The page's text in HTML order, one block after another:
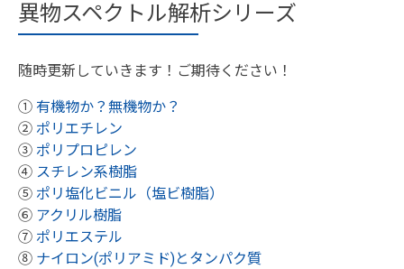
異物スペクトル解析シリーズ
随時更新していきます！ご期待ください！
① 有機物か？無機物か？
② ポリエチレン
③ ポリプロピレン
④ スチレン系樹脂
⑤ ポリ塩化ビニル（塩ビ樹脂）
⑥ アクリル樹脂
⑦ ポリエステル
⑧ ナイロン(ポリアミド)とタンパク質